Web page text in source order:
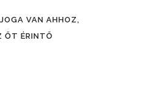
VAN AHHOZ,
ŐT ÉRINTŐ